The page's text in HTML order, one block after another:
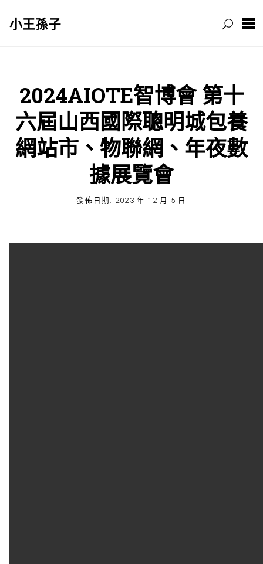
小王孫子
2024AIOTE智博會 第十
六屆山西國際聰明城包養
網站市、物聯網、年夜數
據展覽會
發佈日期: 2023 年 12 月 5 日